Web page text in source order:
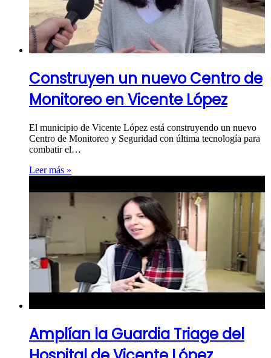
Construyen un nuevo Centro de
Monitoreo en Vicente López
El municipio de Vicente López está construyendo un nuevo
Centro de Monitoreo y Seguridad con última tecnología para
combatir el…
Leer más »
Amplían la Guardia Triage del